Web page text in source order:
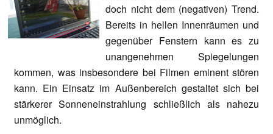
doch nicht dem (negativen) Trend.
Bereits in hellen Innenräumen und
gegenüber Fenstern kann es zu
unangenehmen Spiegelungen
kommen, was insbesondere bei Filmen eminent stören
kann. Ein Einsatz im Außenbereich gestaltet sich bei
stärkerer Sonneneinstrahlung schließlich als nahezu
unmöglich.